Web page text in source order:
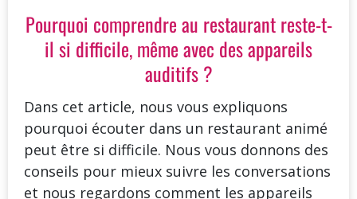
Pourquoi comprendre au restaurant reste-t-
il si difficile, même avec des appareils
auditifs ?
Dans cet article, nous vous expliquons
pourquoi écouter dans un restaurant animé
peut être si difficile. Nous vous donnons des
conseils pour mieux suivre les conversations
et nous regardons comment les appareils